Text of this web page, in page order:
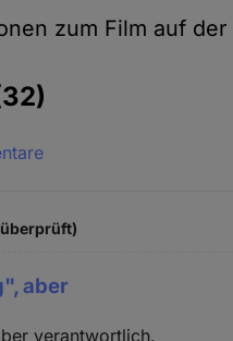
zum Film auf der
aber
verantwortlich.